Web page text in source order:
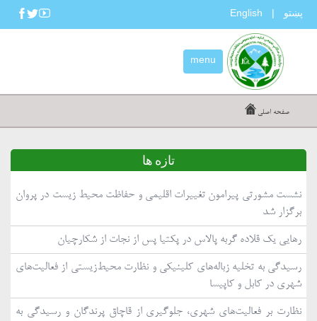
English پښتو
menu
صفحه اصلی
تازه ها
نشست مشورتی پیرامون تغییرات اقلیمی و حفاظت محیط زیست در پروان
برگزار شد
رهایی یک قلاده گربه پالاس در پکتیا پس از نجات از شکارچیان
رسیدگی به تخلیه زباله‌های کلینیکی و نظارت محیط‌زیستی از فعالیت‌های
شهری در کابل و کاپیسا
نظارت بر فعالیت‌های شهری، جلوگیری از قاچاق پرندگان و رسیدگی به